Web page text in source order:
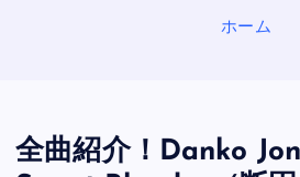
ホーム
全曲紹介！Danko